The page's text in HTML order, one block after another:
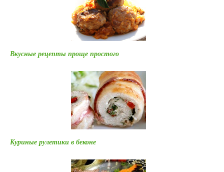
Вкусные рецепты проще простого
Куриные рулетики в беконе